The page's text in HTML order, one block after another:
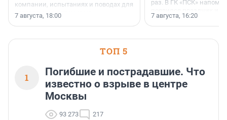
компании, испытаниях и поводах для
осторожного оптимизма.
7 августа, 18:00
раз. В ГК «ПСК»
поменялась роль
7 августа, 16:20
ТОП 5
1
Погибшие и пострадавшие. Что
известно о взрыве в центре
Москвы
93 273 217